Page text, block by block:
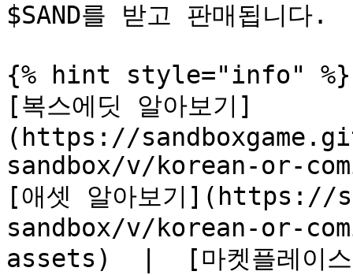
$SAND를 받고 판매됩니다.
{% hint style="info" %}
[복스에딧 알아보기]
(https://
sandbox/v/korean-or-
[애셋 알아보기](https://
sandbox/v/korean-or-
assets)  |  [마켓플레이스